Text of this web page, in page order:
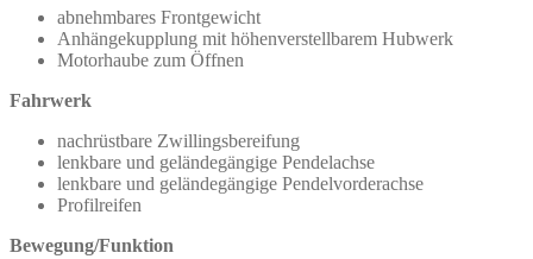
abnehmbares Frontgewicht
Anhängekupplung mit höhenverstellbarem Hubwerk
Motorhaube zum Öffnen
Fahrwerk
nachrüstbare Zwillingsbereifung
lenkbare und geländegängige Pendelachse
lenkbare und geländegängige Pendelvorderachse
Profilreifen
Bewegung/Funktion